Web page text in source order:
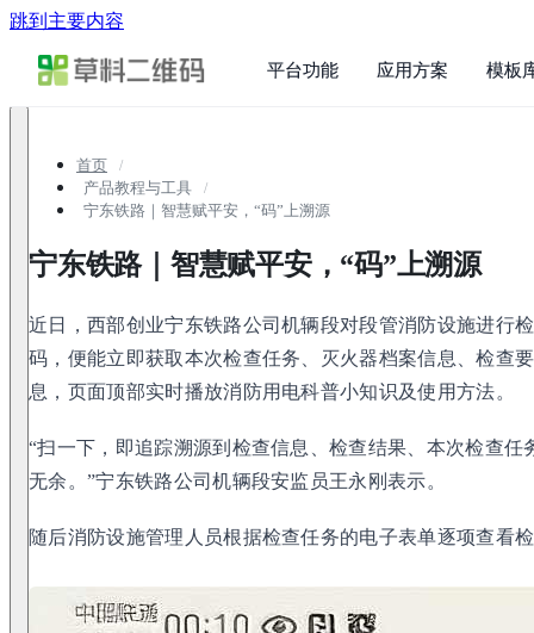
跳到主要内容
平台功能 应用方案 模板
首页
产品教程与工具
宁东铁路｜智慧赋平安，“码”上溯源
宁东铁路｜智慧赋平安，“码”上溯源
近日，西部创业宁东铁路公司机辆段对段管消防设施进行
码，便能立即获取本次检查任务、灭火器档案信息、检查
息，页面顶部实时播放消防用电科普小知识及使用方法。
“扫一下，即追踪溯源到检查信息、检查结果、本次检查
无余。”宁东铁路公司机辆段安监员王永刚表示。
随后消防设施管理人员根据检查任务的电子表单逐项查看